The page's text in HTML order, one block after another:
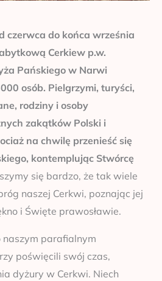
czerwca do końca września
Cerkiew p.w.
Pańskiego w Narwi
osób. Pielgrzymi, turyści,
rodziny i osoby
zakątków Polski i
na chwilę przenieść się
kontemplując Stwórcę
się bardzo, że tak wiele
naszej Cerkwi, poznając jej
i Święte prawosławie.
naszym parafialnym
poświęcili swój czas,
dyżury w Cerkwi. Niech